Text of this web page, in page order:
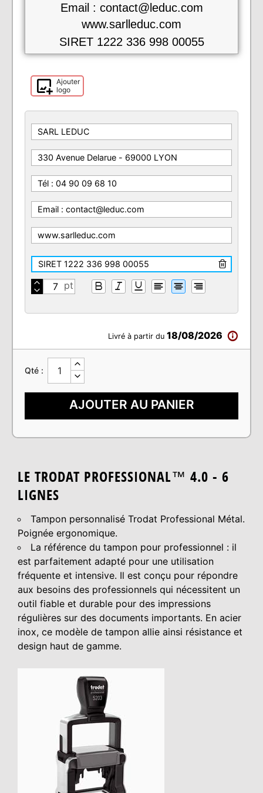
LE TRODAT PROFESSIONAL™ 4.0 - 6
LIGNES
Tampon personnalisé Trodat Professional Métal.
Poignée ergonomique.
La référence du tampon pour professionnel : il
est parfaitement adapté pour une utilisation
fréquente et intensive. Il est conçu pour répondre
aux besoins des professionnels qui nécessitent un
outil fiable et durable pour des impressions
régulières sur des documents importants. En acier
inox, ce modèle de tampon allie ainsi résistance et
design haut de gamme.
SIRET 1222 336 998 00055
www.sarlleduc.com
Email : contact@leduc.com
Ajouter
logo
Livré à partir du 18/08/2026
Qté :
AJOUTER AU PANIER
Détail du produit